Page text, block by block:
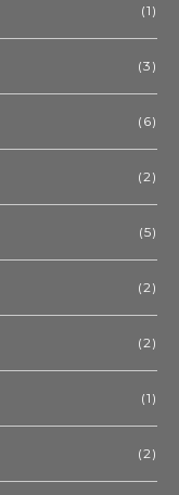
(1)
(3)
(6)
(2)
(5)
(2)
(2)
(1)
(2)